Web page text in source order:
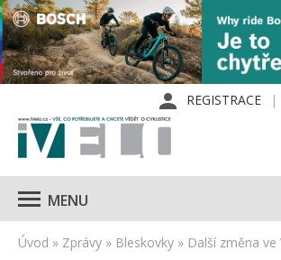
REGISTRACE
MENU
Úvod » Zprávy » Bleskovky » Další změna ve